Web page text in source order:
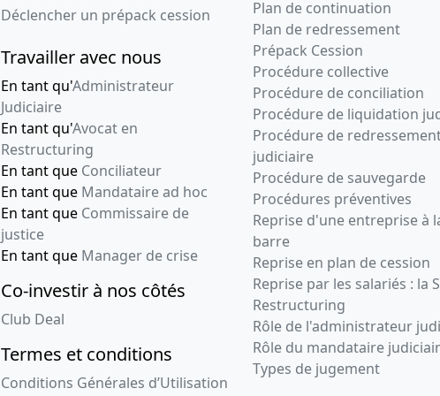
Déclencher un prépack cession
Travailler avec nous
En tant qu'Administrateur
Judiciaire
En tant qu'Avocat en
Restructuring
En tant que Conciliateur
En tant que Mandataire ad hoc
En tant que Commissaire de
justice
En tant que Manager de crise
Co-investir à nos côtés
Club Deal
Termes et conditions
Conditions Générales d’Utilisation
Plan de continuation
Plan de redressement
Prépack Cession
Procédure collective
Procédure de conciliation
Procédure de liquidation
Procédure de
judiciaire
Procédure de sauvegarde
Procédures préventives
Reprise d'une entreprise à
barre
Reprise en plan de cession
Reprise par les salariés : la
Restructuring
Rôle de l'administrateur
Rôle du mandataire
Types de jugement